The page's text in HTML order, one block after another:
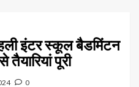
इंटर स्कूल बैडमिंटन
पूरी
0